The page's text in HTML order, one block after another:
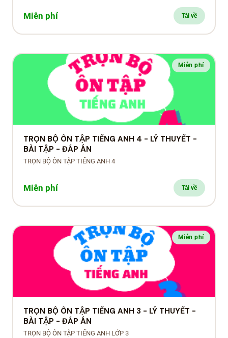
Miễn phí Tải về
Miễn phí
TRỌN BỘ ÔN TẬP TIẾNG ANH 4 - LÝ THUYẾT -
BÀI TẬP - ĐÁP ÁN
TRỌN BỘ ÔN TẬP TIẾNG ANH 4
Miễn phí Tải về
Miễn phí
TRỌN BỘ ÔN TẬP TIẾNG ANH 3 - LÝ THUYẾT -
BÀI TẬP - ĐÁP ÁN
TRỌN BỘ ÔN TẬP TIẾNG ANH LỚP 3